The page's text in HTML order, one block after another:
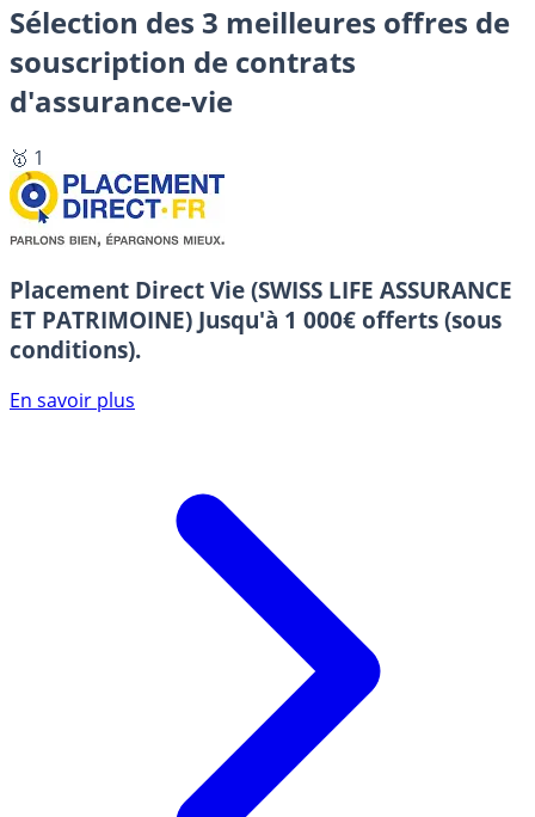
Sélection des 3 meilleures offres de
souscription de contrats
d'assurance-vie
🥇 1
Placement Direct Vie (SWISS LIFE ASSURANCE
ET PATRIMOINE) Jusqu'à 1 000€ offerts (sous
conditions).
En savoir plus